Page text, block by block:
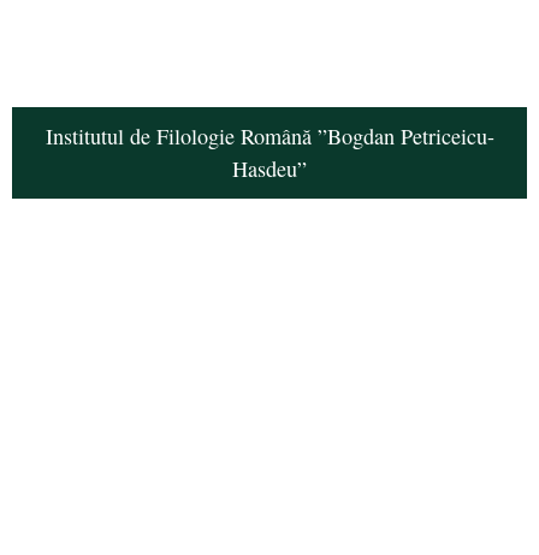
Institutul de Filologie Română ”Bogdan Petriceicu-
Hasdeu”